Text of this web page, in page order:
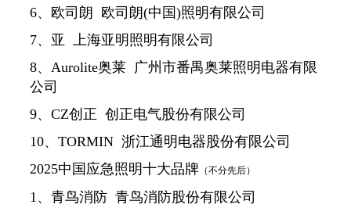
6、欧司朗 欧司朗(中国)照明有限公司
7、亚 上海亚明照明有限公司
8、Aurolite奥莱 广州市番禺奥莱照明电器有限
公司
9、CZ创正 创正电气股份有限公司
10、TORMIN 浙江通明电器股份有限公司
2025中国应急照明十大品牌 （不分先后）
1、青鸟消防 青鸟消防股份有限公司